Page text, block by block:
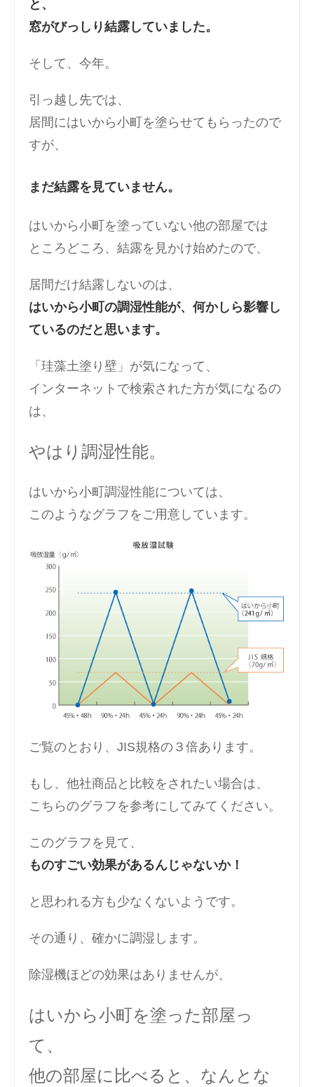
と、
窓がびっしり結露していました。
そして、今年。
引っ越し先では、
居間にはいから小町を塗らせてもらったので
すが、
まだ結露を見ていません。
はいから小町を塗っていない他の部屋では
ところどころ、結露を見かけ始めたので、
居間だけ結露しないのは、
はいから小町の調湿性能が、何かしら影響し
ているのだと思います。
「珪藻土塗り壁」が気になって、
インターネットで検索された方が気になるの
は、
やはり調湿性能。
はいから小町調湿性能については、
このようなグラフをご用意しています。
ご覧のとおり、JIS規格の３倍あります。
もし、他社商品と比較をされたい場合は、
こちらのグラフを参考にしてみてください。
このグラフを見て、
ものすごい効果があるんじゃないか！
と思われる方も少なくないようです。
その通り、確かに調湿します。
除湿機ほどの効果はありませんが、
はいから小町を塗った部屋っ
て、
他の部屋に比べると、なんとな